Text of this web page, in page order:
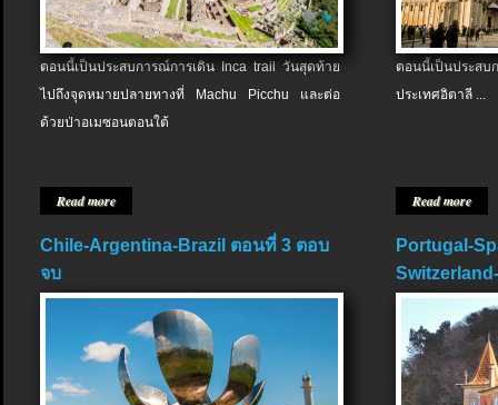
ตอนนี้เป็นประสบการณ์การเดิน Inca trail วันสุดท้าย
ไปถึงจุดหมายปลายทางที่ Machu Picchu และต่อ
ด้วยป่าอเมซอนตอนใต้
Read more
ตอนนี้เป็นประส
ประเทศอิตาลี ...
Read more
Chile-Argentina-Brazil ตอนที่ 3 ตอบ
จบ
Portugal-